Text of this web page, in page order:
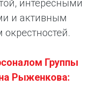
интересными
и активным
Группы
Рыженкова: